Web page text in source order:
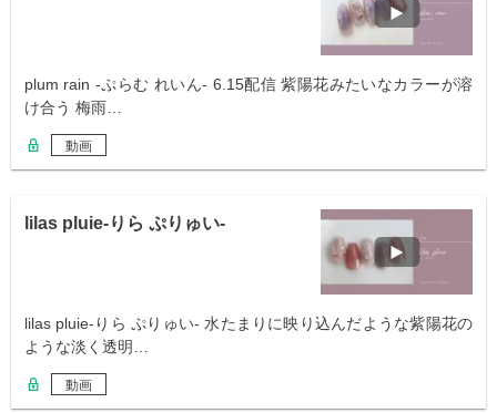
plum rain -ぷらむ れいん- 6.15配信 紫陽花みたいなカラーが溶
け合う 梅雨…
動画
lilas pluie-りら ぷりゅい-
lilas pluie-りら ぷりゅい- 水たまりに映り込んだような紫陽花の
ような淡く透明…
動画